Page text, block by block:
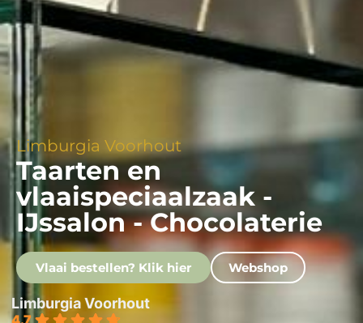
Limburgia Voorhout
Taarten en
vlaaispeciaalzaak -
IJssalon - Chocolaterie
Vlaai bestellen? Klik hier Webshop
Limburgia Voorhout
4.7